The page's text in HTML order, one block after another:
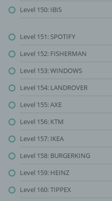
Level 150: IBIS
Level 151: SPOTIFY
Level 152: FISHERMAN
Level 153: WINDOWS
Level 154: LANDROVER
Level 155: AXE
Level 156: KTM
Level 157: IKEA
Level 158: BURGERKING
Level 159: HEINZ
Level 160: TIPPEX
Empfänger ist eine
Person, Behörde,
offengelegt
nicht. Behörden,
bestimmten
Mitgliedstaaten
jedoch nicht als
j) Dritter